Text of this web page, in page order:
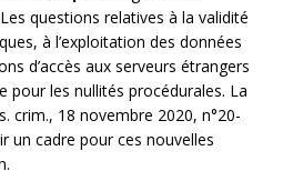
questions relatives à la validité
à l’exploitation des données
d’accès aux serveurs étrangers
pour les nullités procédurales. La
crim., 18 novembre 2020, n°20-
un cadre pour ces nouvelles